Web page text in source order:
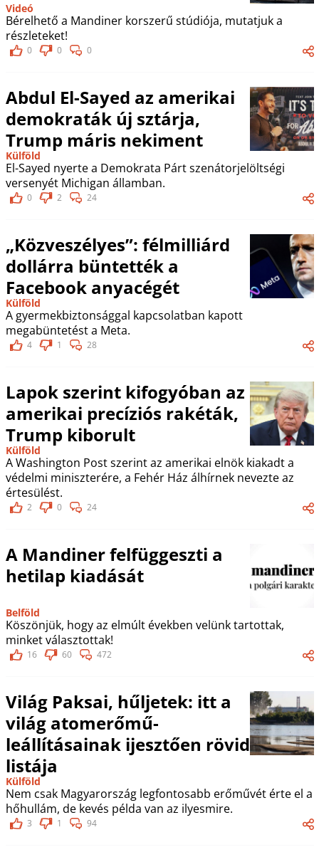
Videó
Bérelhető a Mandiner korszerű stúdiója, mutatjuk a
részleteket!
0 0 0
Abdul El-Sayed az amerikai
demokraták új sztárja,
Trump máris nekiment
Külföld
El-Sayed nyerte a Demokrata Párt szenátorjelöltségi
versenyét Michigan államban.
0 2 24
„Közveszélyes”: félmilliárd
dollárra büntették a
Facebook anyacégét
Külföld
A gyermekbiztonsággal kapcsolatban kapott
megabüntetést a Meta.
4 1 28
Lapok szerint kifogyóban az
amerikai precíziós rakéták,
Trump kiborult
Külföld
A Washington Post szerint az amerikai elnök kiakadt a
védelmi miniszterére, a Fehér Ház álhírnek nevezte az
értesülést.
2 0 24
A Mandiner felfüggeszti a
hetilap kiadását
Belföld
Köszönjük, hogy az elmúlt években velünk tartottak,
minket választottak!
16 60 472
Világ Paksai, hűljetek: itt a
világ atomerőmű-
leállításainak ijesztően rövid
listája
Külföld
Nem csak Magyarország legfontosabb erőművét érte el a
hőhullám, de kevés példa van az ilyesmire.
3 1 94